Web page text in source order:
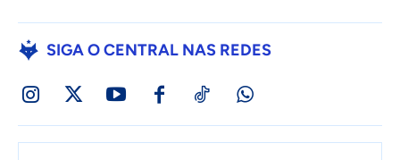
SIGA O CENTRAL NAS REDES